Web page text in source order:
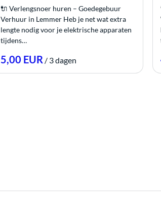
🔌 Verlengsnoer huren – Goedegebuur
Verhuur in Lemmer Heb je net wat extra
lengte nodig voor je elektrische apparaten
tijdens…
/